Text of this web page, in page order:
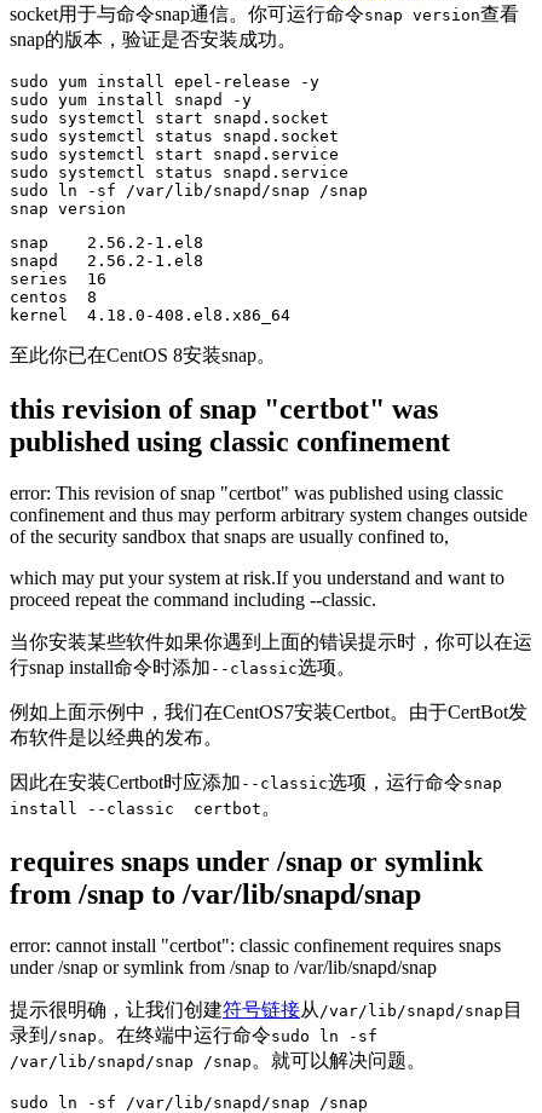
socket用于与命令snap通信。你可运行命令snap version查看
snap的版本，验证是否安装成功。
sudo yum install epel-release -y
sudo yum install snapd -y
sudo systemctl start snapd.socket
sudo systemctl status snapd.socket
sudo systemctl start snapd.service
sudo systemctl status snapd.service
sudo ln -sf /var/lib/snapd/snap /snap
snap version
snap    2.56.2-1.el8
snapd   2.56.2-1.el8
series  16
centos  8
至此你已在CentOS 8安装snap。
this revision of snap "certbot" was
published using classic confinement
error: This revision of snap "certbot" was published using classic
confinement and thus may perform arbitrary system changes outside
of the security sandbox that snaps are usually confined to,
which may put your system at risk.If you understand and want to
proceed repeat the command including --classic.
当你安装某些软件如果你遇到上面的错误提示时，你可以在运
行snap install命令时添加 --classic选项。
例如上面示例中，我们在CentOS7安装Certbot。由于CertBot发
布软件是以经典的发布。
因此在安装Certbot时应添加 --classic选项，运行命令snap
install --classic certbot 。
requires snaps under /snap or symlink
from /snap to /var/lib/snapd/snap
error: cannot install "certbot": classic confinement requires snaps
under /snap or symlink from /snap to /var/lib/snapd/snap
提示很明确，让我们创建符号链接从 /var/lib/snapd/snap 目
录到 /snap 。在终端中运行命令sudo ln -sf
/var/lib/snapd/snap /snap 。就可以解决问题。
sudo ln -sf /var/lib/snapd/snap /snap